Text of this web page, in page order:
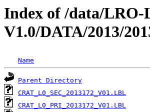
Index of /data/
V1.0/DATA/2013/
Name
Parent Directory
CRAT_L0_SEC_2013172_V01.LBL
CRAT_L0_PRI_2013172_V01.LBL